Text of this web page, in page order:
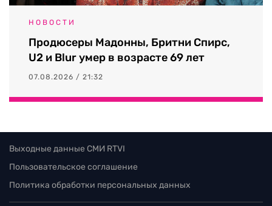
НОВОСТИ
Продюсеры Мадонны, Бритни Спирс,
U2 и Blur умер в возрасте 69 лет
07.08.2026 / 21:32
Выходные данные СМИ RTVI
Пользовательское соглашение
Политика обработки персональных данных